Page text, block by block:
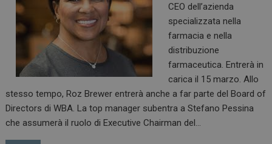
CEO dell’azienda
specializzata nella
farmacia e nella
distribuzione
farmaceutica. Entrerà in
carica il 15 marzo. Allo
stesso tempo, Roz Brewer entrerà anche a far parte del Board of
Directors di WBA. La top manager subentra a Stefano Pessina
che assumerà il ruolo di Executive Chairman del…